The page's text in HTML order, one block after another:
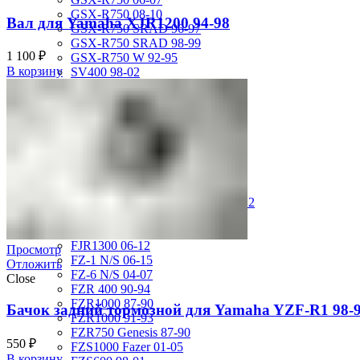
GSX-R750 08-10
GSX-R750 SRAD 96-97
GSX-R750 SRAD 98-99
GSX-R750 W 92-95
SV400 98-02
SV650 99-02
TL1000R 98-02
VS750 Intruder 85-91
VZ400 Desperado Winder 99-00
VZ800 Intruder M800 05-11
VZR1800 Boulevard M109R 06-12
FJR1300 06-12
FZ-1 N/S 06-15
FZ-6 N/S 04-07
FZR 400 90-94
FZR1000 87-90
FZR1000 91-93
FZR750 Genesis 87-90
FZS1000 Fazer 01-05
Вал для Yamaha XJR1200 94-98
1 100 ₽
В корзину
Просмотр
Отложить
Close
Бачок задний тормозной для Yamaha YZF-R1 98-
550 ₽